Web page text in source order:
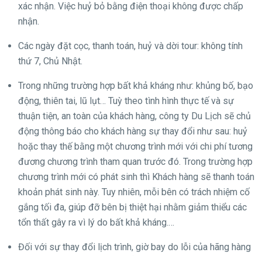
xác nhận. Việc huỷ bỏ bằng điện thoại không được chấp
nhận.
Các ngày đặt cọc, thanh toán, huỷ và dời tour: không tính
thứ 7, Chủ Nhật.
Trong những trường hợp bất khả kháng như: khủng bố, bạo
động, thiên tai, lũ lụt… Tuỳ theo tình hình thực tế và sự
thuận tiện, an toàn của khách hàng, công ty Du Lịch sẽ chủ
động thông báo cho khách hàng sự thay đổi như sau: huỷ
hoặc thay thế bằng một chương trình mới với chi phí tương
đương chương trình tham quan trước đó. Trong trường hợp
chương trình mới có phát sinh thì Khách hàng sẽ thanh toán
khoản phát sinh này. Tuy nhiên, mỗi bên có trách nhiệm cố
gắng tối đa, giúp đỡ bên bị thiệt hại nhằm giảm thiểu các
tổn thất gây ra vì lý do bất khả kháng.…
Đối với sự thay đổi lịch trình, giờ bay do lỗi của hãng hàng